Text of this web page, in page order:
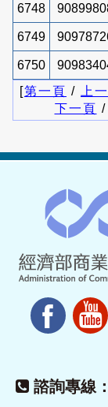
6748
6749
6750
[第一頁 / 上
下一頁 /
諮詢專線